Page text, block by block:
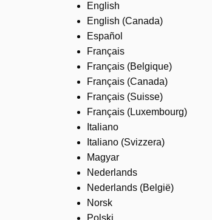
English
English (Canada)
Español
Français
Français (Belgique)
Français (Canada)
Français (Suisse)
Français (Luxembourg)
Italiano
Italiano (Svizzera)
Magyar
Nederlands
Nederlands (België)
Norsk
Polski